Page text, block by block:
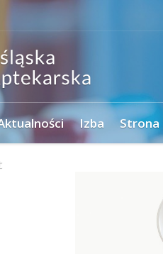
Izba Strona